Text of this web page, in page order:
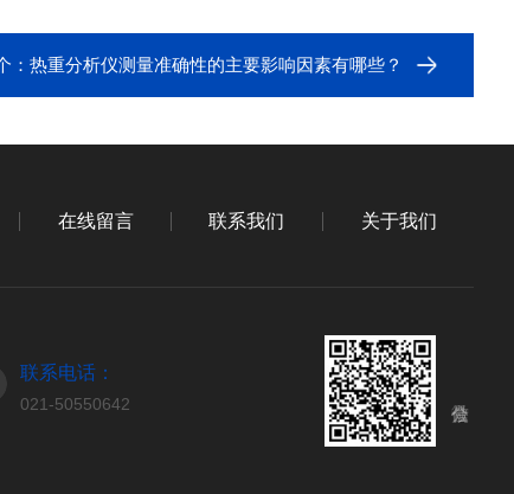
：热重分析仪测量准确性的主要影响因素有哪些？
在线留言 联系我们 关于我们
联系电话：
021-50550642